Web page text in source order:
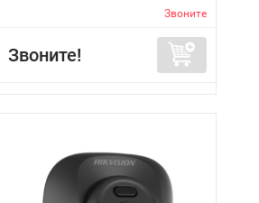
Звоните
Звоните!